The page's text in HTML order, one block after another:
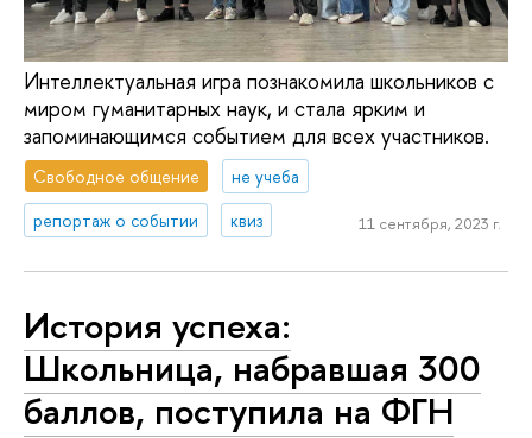
Интеллектуальная игра познакомила школьников с
миром гуманитарных наук, и стала ярким и
запоминающимся событием для всех участников.
Свободное общение
не учеба
репортаж о событии
квиз 11 сентября, 2023 г.
История успеха:
Школьница, набравшая 300
баллов, поступила на ФГН